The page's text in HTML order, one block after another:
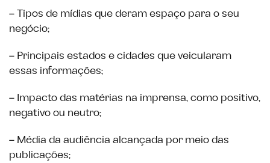
– Tipos de mídias que deram espaço para o seu
negócio;
– Principais estados e cidades que veicularam
essas informações;
– Impacto das matérias na imprensa, como positivo,
negativo ou neutro;
– Média da audiência alcançada por meio das
publicações;